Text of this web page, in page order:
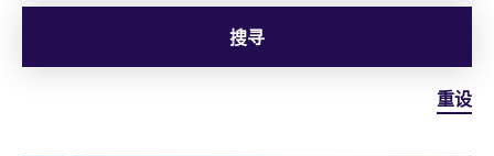
搜寻
重设